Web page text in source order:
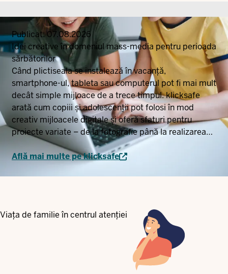
Publicat:07.08.2026
Idei creative în domeniul mass-media pentru perioada
sărbătorilor
Când plictiseala se instalează în vacanță,
smartphone-ul, tableta sau computerul pot fi mai mult
decât simple mijloace de a trece timpul. klicksafe
arată cum copiii și adolescenții pot folosi în mod
creativ mijloacele digitale și oferă sfaturi pentru
proiecte variate – de la fotografie până la realizarea
propriilor piese radiofonice sau animații.
Află mai multe pe klicksafe
Viața de familie în centrul atenției